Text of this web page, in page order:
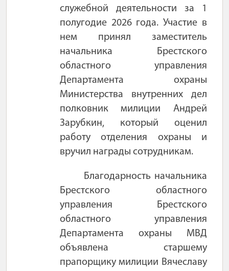
служебной деятельности за 1
полугодие 2026 года. Участие в
нем принял заместитель
начальника Брестского
областного управления
Департамента охраны
Министерства внутренних дел
полковник милиции Андрей
Зарубкин, который оценил
работу отделения охраны и
вручил награды сотрудникам.
Благодарность начальника
Брестского областного
управления Брестского
областного управления
Департамента охраны МВД
объявлена старшему
прапорщику милиции Вячеславу